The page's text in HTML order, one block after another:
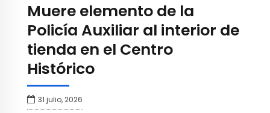
Muere elemento de la
Policía Auxiliar al interior de
tienda en el Centro
Histórico
31 julio, 2026